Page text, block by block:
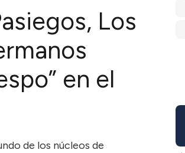
Los
en el
de los núcleos de